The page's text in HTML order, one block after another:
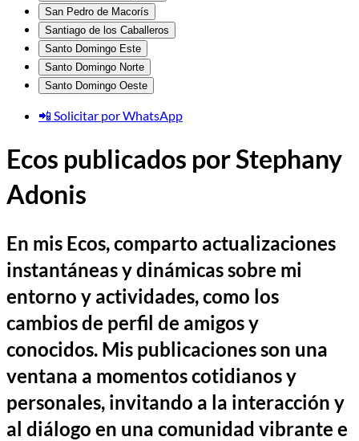
San Pedro de Macorís
Santiago de los Caballeros
Santo Domingo Este
Santo Domingo Norte
Santo Domingo Oeste
📲 Solicitar por WhatsApp
Ecos publicados por Stephany
Adonis
En mis Ecos, comparto actualizaciones
instantáneas y dinámicas sobre mi
entorno y actividades, como los
cambios de perfil de amigos y
conocidos. Mis publicaciones son una
ventana a momentos cotidianos y
personales, invitando a la interacción y
al diálogo en una comunidad vibrante e